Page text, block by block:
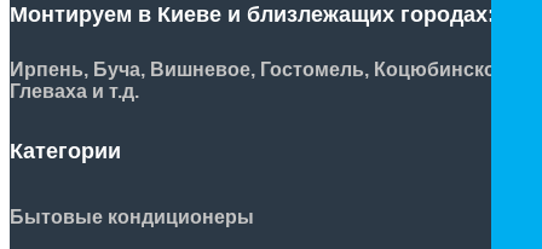
Монтируем в Киеве и близлежащих городах:
Ирпень, Буча, Вишневое, Гостомель, Коцюбинское,
Глеваха и т.д.
Категории
Бытовые кондиционеры